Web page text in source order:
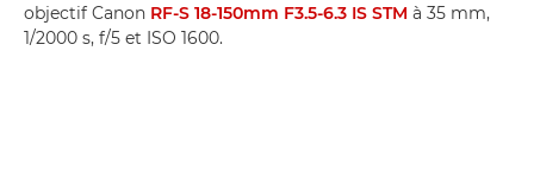
objectif Canon RF-S 18-150mm F3.5-6.3 IS STM à 35 mm,
1/2000 s, f/5 et ISO 1600.